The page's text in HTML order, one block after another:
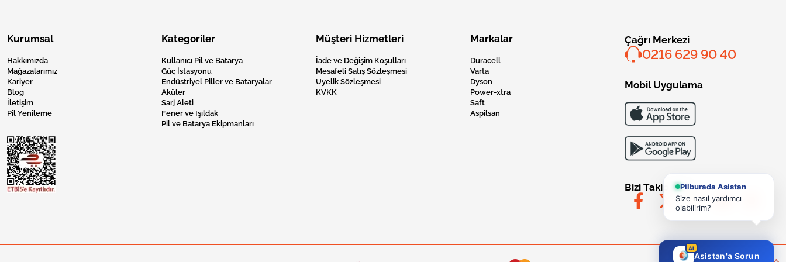
Kurumsal
Hakkımızda
Mağazalarımız
Kariyer
Blog
İletişim
Pil Yenileme
Kategoriler
Kullanıcı Pil ve Batarya
Güç İstasyonu
Endüstriyel Piller ve Bataryalar
Aküler
Sarj Aleti
Fener ve Işıldak
Pil ve Batarya Ekipmanları
Müşteri Hizmetleri
İade ve Değişim Koşulları
Mesafeli Satış Sözleşmesi
Üyelik Sözleşmesi
KVKK
Markalar
Duracell
Varta
Dyson
Power-xtra
Saft
Aspilsan
Çağrı Merkezi
0216 629 90 40
Mobil Uygulama
Bizi Takip EdinPilburada Asistan
Size nasıl yardımcı
olabilirim?
AI
Asistan'a Sorun